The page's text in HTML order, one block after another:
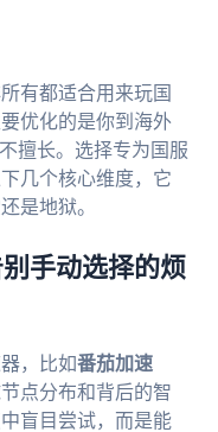
有都适合用来玩国
优化的是你到海外
擅长。选择专为国服
几个核心维度，它
是地狱。
手动选择的烦
，比如番茄加速
点分布和背后的智
盲目尝试，而是能